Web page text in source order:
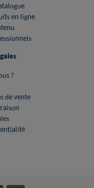
en ligne
?
de vente